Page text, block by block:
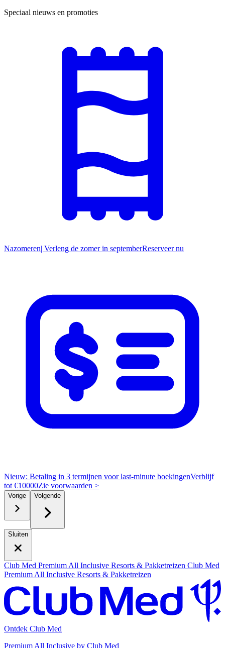
Speciaal nieuws en promoties
Nazomeren| Verleng de zomer in septemberReserveer nu
Nieuw: Betaling in 3 termijnen voor last-minute boekingenVerblijf
tot €10000Zie voorwaarden >
Vorige Volgende
Sluiten
Club Med Premium All Inclusive Resorts & Pakketreizen Club Med
Premium All Inclusive Resorts & Pakketreizen
Ontdek Club Med
Premium All Inclusive by Club Med